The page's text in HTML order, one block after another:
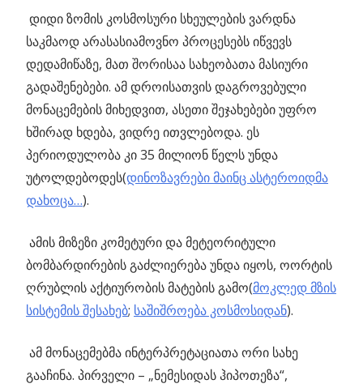
დიდი ზომის კოსმოსური სხეულების ვარდნა
საკმაოდ არასასიამოვნო პროცესებს იწვევს
დედამიწაზე, მათ შორისაა სახეობათა მასიური
გადაშენებები. ამ დროისათვის დაგროვებული
მონაცემების მიხედვით, ასეთი შეჯახებები უფრო
ხშირად ხდება, ვიდრე ითვლებოდა. ეს
პერიოდულობა კი 35 მილიონ წელს უნდა
უტოლდებოდეს(დინოზავრები მაინც ასტეროიდმა
დახოცა…).
ამის მიზეზი კომეტური და მეტეორიტული
ბომბარდირების გაძლიერება უნდა იყოს, ოორტის
ღრუბლის აქტიურობის მატების გამო(მოკლედ მზის
სისტემის შესახებ; საშიშროება კოსმოსიდან).
ამ მონაცემებმა ინტერპრეტაციათა ორი სახე
გააჩინა. პირველი – „ნემესიდას ჰიპოთეზა“,